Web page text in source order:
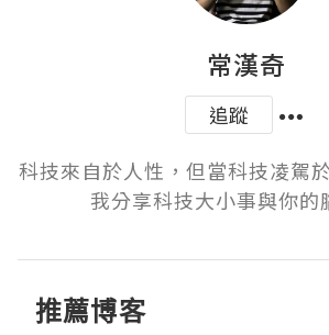
常漢奇
追蹤
科技來自於人性，但當科技凌駕
我分享科技大小事與你的
推薦博客